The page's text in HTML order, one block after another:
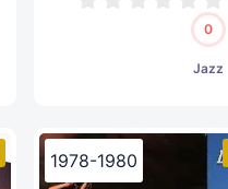
0
Jazz
1978-1980